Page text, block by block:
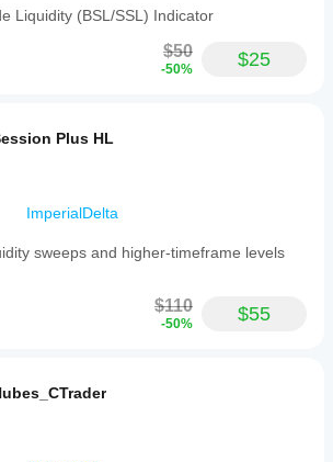
Liquidity (BSL/SSL) Indicator
$50
-50% $25
Plus HL
ImperialDelta
sweeps and higher‑timeframe levels
$110
-50% $55